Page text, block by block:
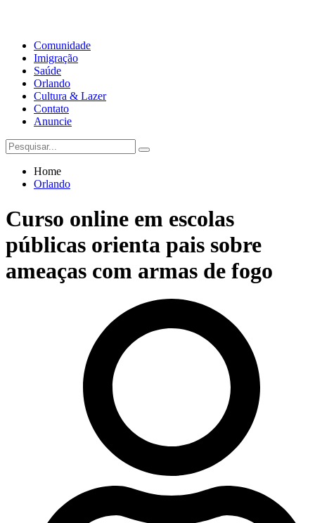
Comunidade
Imigração
Saúde
Orlando
Cultura & Lazer
Contato
Anuncie
Home
Orlando
Curso online em escolas
públicas orienta pais sobre
ameaças com armas de fogo